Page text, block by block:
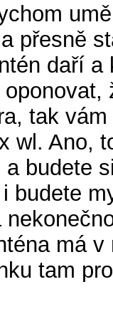
přesně
daří
tak
wl. Ano,
budete
budete
má
tam